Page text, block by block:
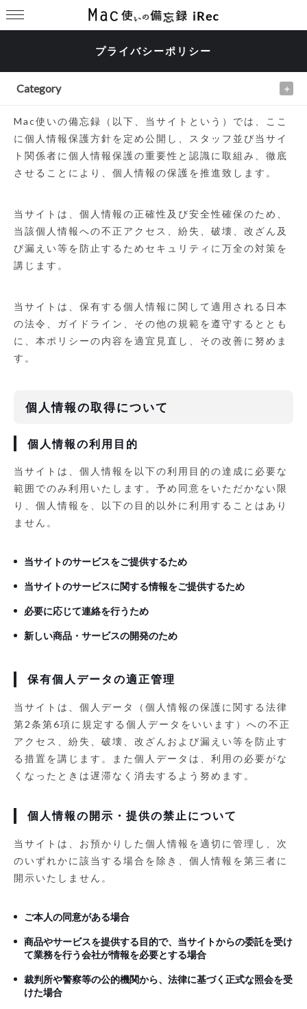
プライバシーポリシー
Category
Mac使いの備忘録（以下、当サイトという）では、ここ
に個人情報保護方針を定め公開し、スタッフ並び当サイ
ト関係者に個人情報保護の重要性と認識に取組み、徹底
させることにより、個人情報の保護を推進致します。
当サイトは、個人情報の正確性及び安全性確保のため、
当該個人情報への不正アクセス、紛失、破壊、改ざん及
び漏えい等を防止するためセキュリティに万全の対策を
講じます。
当サイトは、保有する個人情報に関して適用される日本
の法令、ガイドライン、その他の規範を遵守するととも
に、本ポリシーの内容を適宜見直し、その改善に努めま
す。
個人情報の取得について
個人情報の利用目的
当サイトは、個人情報を以下の利用目的の達成に必要な
範囲でのみ利用いたします。予め同意をいただかない限
り、個人情報を、以下の目的以外に利用することはあり
ません。
当サイトのサービスをご提供するため
当サイトのサービスに関する情報をご提供するため
必要に応じて連絡を行うため
新しい商品・サービスの開発のため
保有個人データの適正管理
当サイトは、個人データ（個人情報の保護に関する法律
第2条第6項に規定する個人データをいいます）への不正
アクセス、紛失、破壊、改ざんおよび漏えい等を防止す
る措置を講じます。また個人データは、利用の必要がな
くなったときは遅滞なく消去するよう努めます。
個人情報の開示・提供の禁止について
当サイトは、お預かりした個人情報を適切に管理し、次
のいずれかに該当する場合を除き、個人情報を第三者に
開示いたしません。
ご本人の同意がある場合
商品やサービスを提供する目的で、当サイトからの委託を受け
て業務を行う会社が情報を必要とする場合
裁判所や警察等の公的機関から、法律に基づく正式な照会を受
けた場合